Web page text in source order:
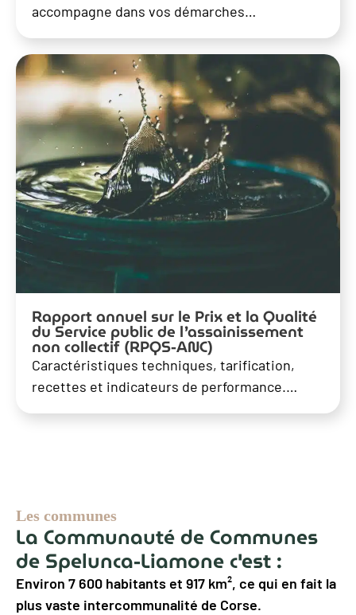
accompagne dans vos démarches…
Rapport annuel sur le Prix et la Qualité
du Service public de l’assainissement
non collectif (RPQS-ANC)
Caractéristiques techniques, tarification,
recettes et indicateurs de performance.…
Les communes
La Communauté de Communes
de Spelunca-Liamone c'est :
Environ 7 600 habitants et 917 km², ce qui en fait la
plus vaste intercommunalité de Corse.